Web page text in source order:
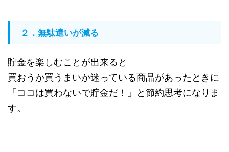
２．無駄遣いが減る
貯金を楽しむことが出来ると
買おうか買うまいか迷っている商品があったときに
「ココは買わないで貯金だ！」と節約思考になりま
す。